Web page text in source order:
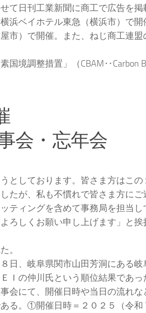
て日刊工業新聞に商工で広告を掲
ベイホテル東急（横浜市）で
市）で開催。また、ねじ商工連
境調整措置」（CBAM‥Carbon
会・忘年会
としております。皆さま方はこ
たが、私も不慣れで皆さま方に
ティングを含めて事務局を担当
ろしくお願い申し上げます」と
。
、岐阜県関市山田芳洞にある
Ｉの仲川氏という順位結果であっ
にて、開催日時や当日の流れ
る。①開催日時＝２０２５（令